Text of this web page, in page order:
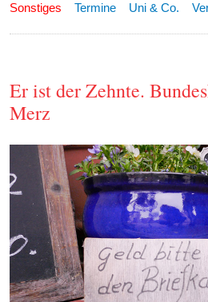
Sonstiges
Termine Uni & Co.
Er ist der Zehnte.
Merz